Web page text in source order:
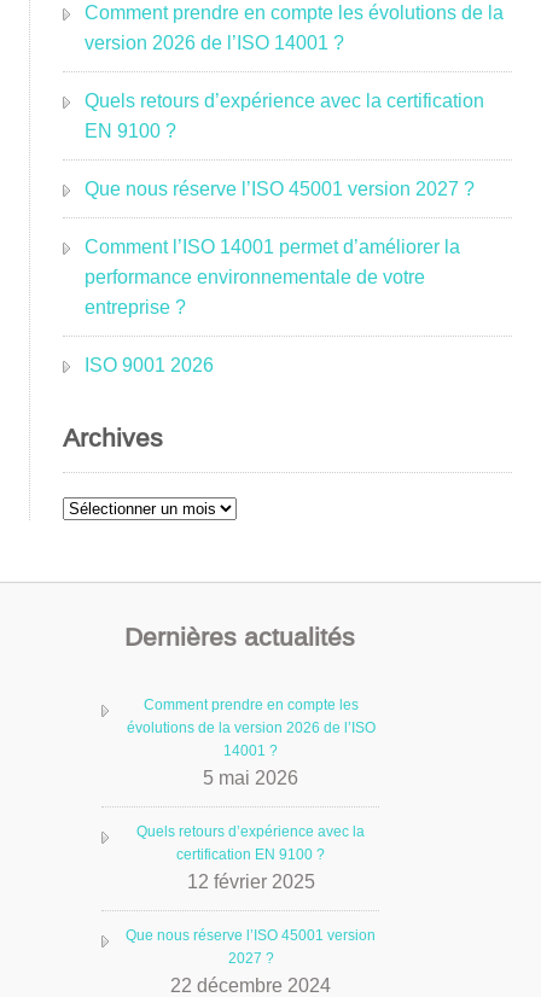
Comment prendre en compte les évolutions de la
version 2026 de l’ISO 14001 ?
Quels retours d’expérience avec la certification
EN 9100 ?
Que nous réserve l’ISO 45001 version 2027 ?
Comment l’ISO 14001 permet d’améliorer la
performance environnementale de votre
entreprise ?
ISO 9001 2026
Archives
Archives
Dernières actualités
Comment prendre en compte les
évolutions de la version 2026 de l’ISO
14001 ?
5 mai 2026
Quels retours d’expérience avec la
certification EN 9100 ?
12 février 2025
Que nous réserve l’ISO 45001 version
2027 ?
22 décembre 2024